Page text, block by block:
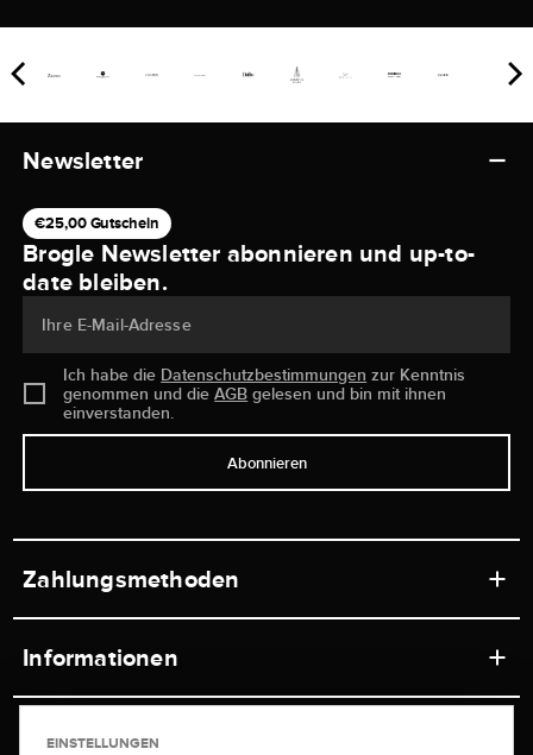
Newsletter
€25,00 Gutschein
Brogle Newsletter abonnieren und up-to-
date bleiben.
Ihre E-Mail-Adresse
Ich habe die Datenschutzbestimmungen zur Kenntnis
genommen und dieAGB gelesen und bin mit ihnen
einverstanden.
Abonnieren
Zahlungsmethoden
Informationen
Service
EINSTELLUNGEN